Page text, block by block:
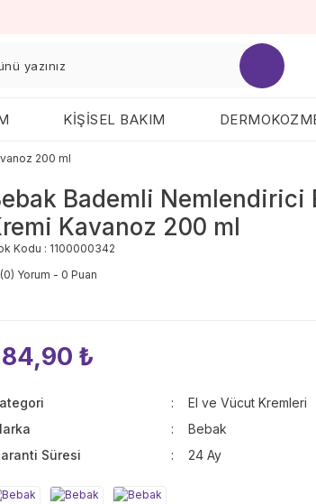
KİŞİSEL BAKIM
200 ml
Bademli Nemlendirici
Kavanoz 200 ml
Kodu : 1100000342
(0) Yorum - 0 Puan
₺
El ve Vücut Kremleri
Bebak
Süresi
24 Ay